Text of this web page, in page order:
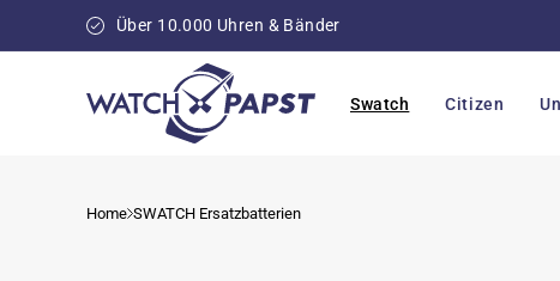
Über 10.000 Uhren & Bänder
Swatch Citizen
Home SWATCH Ersatzbatterien